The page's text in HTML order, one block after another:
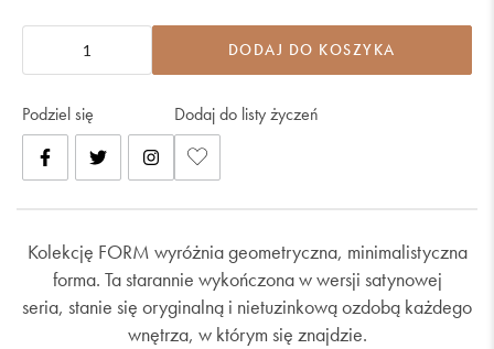
DODAJ DO KOSZYKA
Podziel się Dodaj do listy życzeń
Kolekcję FORM wyróżnia geometryczna, minimalistyczna
forma. Ta starannie wykończona w wersji satynowej
seria, stanie się oryginalną i nietuzinkową ozdobą każdego
wnętrza, w którym się znajdzie.